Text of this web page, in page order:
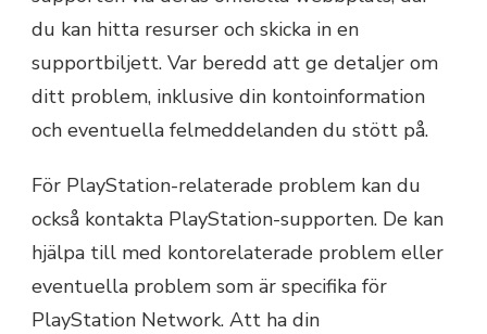
du kan hitta resurser och skicka in en
supportbiljett. Var beredd att ge detaljer om
ditt problem, inklusive din kontoinformation
och eventuella felmeddelanden du stött på.
För PlayStation-relaterade problem kan du
också kontakta PlayStation-supporten. De kan
hjälpa till med kontorelaterade problem eller
eventuella problem som är specifika för
PlayStation Network. Att ha din